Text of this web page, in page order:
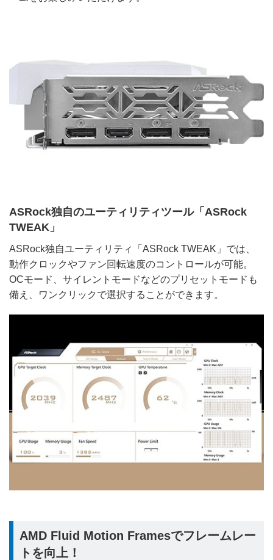
ASRock独自のユーティリティツール「ASRock
TWEAK」
ASRock独自ユーティリティ「ASRock TWEAK」では、
動作クロックやファン回転速度のコントロールが可能。
OCモード、サイレントモードなどのプリセットモードも
備え、ワンクリックで選択することができます。
AMD Fluid Motion Framesでフレームレー
トを向上！